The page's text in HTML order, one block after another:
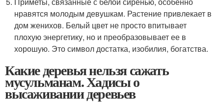
нравятся молодым девушкам. Растение привлекает в
дом женихов. Белый цвет не просто впитывает
плохую энергетику, но и преобразовывает ее в
хорошую. Это символ достатка, изобилия, богатства.
Какие деревья нельзя сажать
мусульманам. Хадисы о
высаживании деревьев